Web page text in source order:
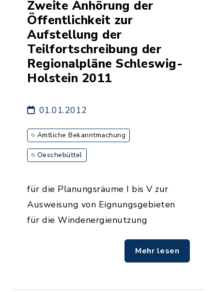
Zweite Anhörung der
Öffentlichkeit zur
Aufstellung der
Teilfortschreibung der
Regionalpläne Schleswig-
Holstein 2011
01.01.2012
Amtliche Bekanntmachung
Oeschebüttel
für die Planungsräume I bis V zur
Ausweisung von Eignungsgebieten
für die Windenergienutzung
Mehr lesen